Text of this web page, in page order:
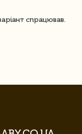
спрацював.